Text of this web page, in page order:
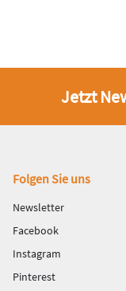
Jetzt
Fußbereich
Folgen Sie uns
Newsletter
Facebook
Instagram
Pinterest